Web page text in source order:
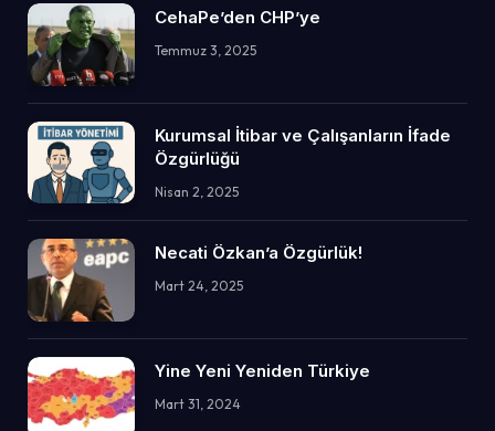
CehaPe’den CHP’ye
Temmuz 3, 2025
Kurumsal İtibar ve Çalışanların İfade
Özgürlüğü
Nisan 2, 2025
Necati Özkan’a Özgürlük!
Mart 24, 2025
Yine Yeni Yeniden Türkiye
Mart 31, 2024